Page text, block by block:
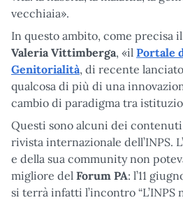
vecchiaia».
In questo ambito, come precisa
Valeria Vittimberga, «il Portale
Genitorialità, di recente
qualcosa di più di una
cambio di paradigma tra
Questi sono alcuni dei
rivista internazionale dell’INPS.
e della sua community non
migliore del Forum PA: l’11
si terrà infatti l’incontro “L’INPS